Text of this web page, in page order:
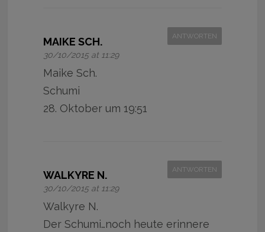
MAIKE SCH.
30/10/2015 at 11:29
ANTWORTEN
Maike Sch.
Schumi
28. Oktober um 19:51
WALKYRE N.
30/10/2015 at 11:29
ANTWORTEN
Walkyre N.
Der Schumi…noch heute erinnere